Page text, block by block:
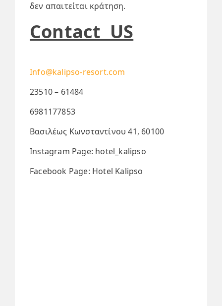
δεν απαιτείται κράτηση.
Contact US
Info@kalipso-resort.com
23510 – 61484
6981177853
Βασιλέως Κωνσταντίνου 41, 60100
Instagram Page: hotel_kalipso
Facebook Page: Hotel Kalipso